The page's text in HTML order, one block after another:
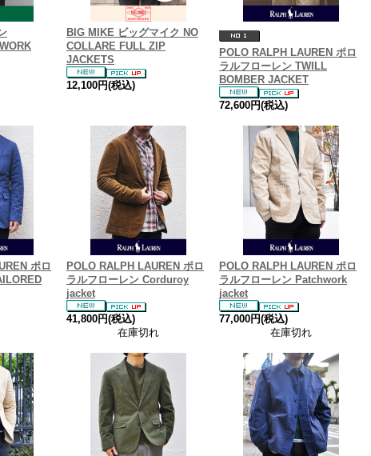
BIG MIKE ビッグマイク NO
COLLARE FULL ZIP
JACKETS
12,100円(税込)
POLO RALPH LAUREN ポロ
ラルフローレン TWILL
BOMBER JACKET
72,600円(税込)
ポロ
POLO RALPH LAUREN ポロ
ラルフローレン Corduroy
jacket
41,800円(税込)
在庫切れ
POLO RALPH LAUREN ポロ
ラルフローレン Patchwork
jacket
77,000円(税込)
在庫切れ